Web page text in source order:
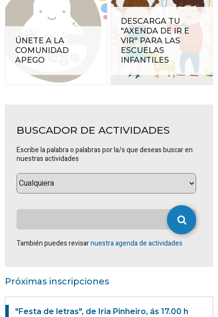
ÚNETE A LA
COMUNIDAD
APEGO
DESCARGA TU
"AXENDA DE IR E
VIR" PARA LAS
ESCUELAS
INFANTILES
BUSCADOR DE ACTIVIDADES
Escribe la palabra o palabras por la/s que deseas buscar en
nuestras actividades
También puedes revisarnuestra agenda de actividades
Próximas inscripciones
"Festa de letras", de Iria Pinheiro, ás 17.00 h